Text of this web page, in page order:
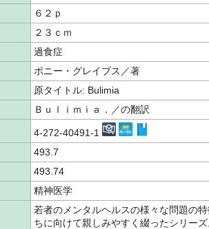
６２ｐ
２３ｃｍ
過食症
ボニー・グレイブス／著
原タイトル: Bulimia
Ｂｕｌｉｍｉａ．／の翻訳
4-272-40491-1
493.7
493.74
精神医学
若者のメンタルヘルスの様々な問題の
ちに向けて親しみやすく綴ったシリー